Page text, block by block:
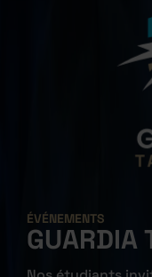
ÉVÉNEMENTS
GUARDIA